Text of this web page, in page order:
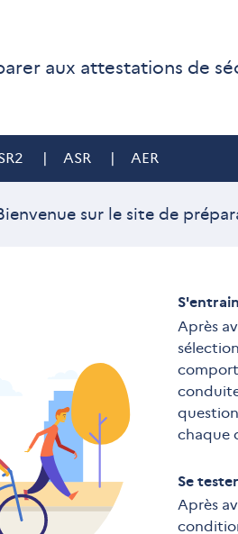
aux attestations de
introduction
ASR AER
sur le site de
Après
chaque
Se tester
Après